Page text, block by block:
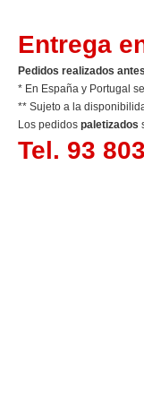
Entrega
Pedidos realizados
* En España y Portugal
** Sujeto a la
Los pedidos paletizados
Tel. 93